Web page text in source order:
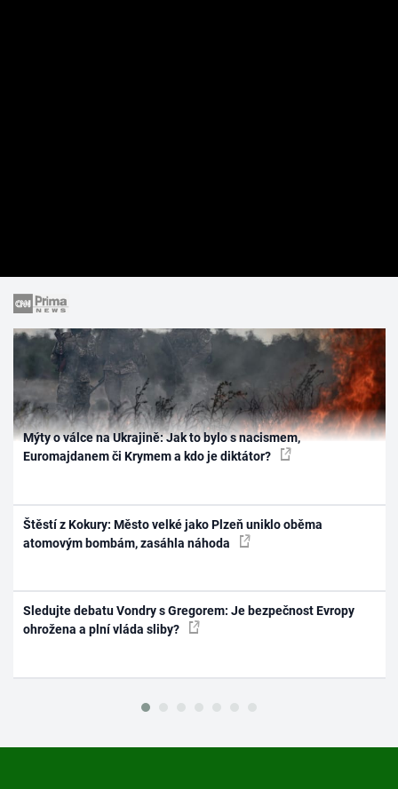
Mýty o válce na Ukrajině: Jak to bylo s nacismem,
Euromajdanem či Krymem a kdo je diktátor?
Štěstí z Kokury: Město velké jako Plzeň uniklo oběma
atomovým bombám, zasáhla náhoda
Sledujte debatu Vondry s Gregorem: Je bezpečnost Evropy
ohrožena a plní vláda sliby?